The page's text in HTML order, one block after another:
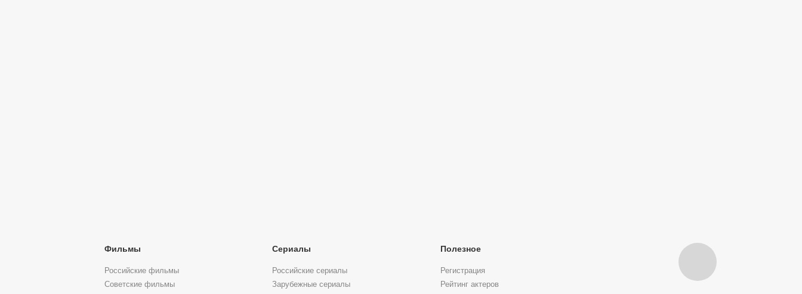
Фильмы
Российские фильмы
Советские фильмы
Сериалы
Российские сериалы
Зарубежные сериалы
Полезное
Регистрация
Рейтинг актеров